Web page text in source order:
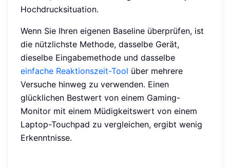
Hochdrucksituation.
Wenn Sie Ihren eigenen Baseline überprüfen, ist
die nützlichste Methode, dasselbe Gerät,
dieselbe Eingabemethode und dasselbe
einfache Reaktionszeit-Tool über mehrere
Versuche hinweg zu verwenden. Einen
glücklichen Bestwert von einem Gaming-
Monitor mit einem Müdigkeitswert von einem
Laptop-Touchpad zu vergleichen, ergibt wenig
Erkenntnisse.